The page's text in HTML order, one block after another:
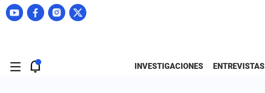
INVESTIGACIONES ENTREVISTAS